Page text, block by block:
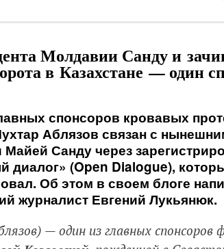
Молдавии Санду и
в Казахстане — один
спонсоров кровавых
Аблязов связан с
Санду через
диалог» (Open Dialogue),
Об этом в своем блоге
журналист Евгений Лукьянюк.
— один из главных спонсоров